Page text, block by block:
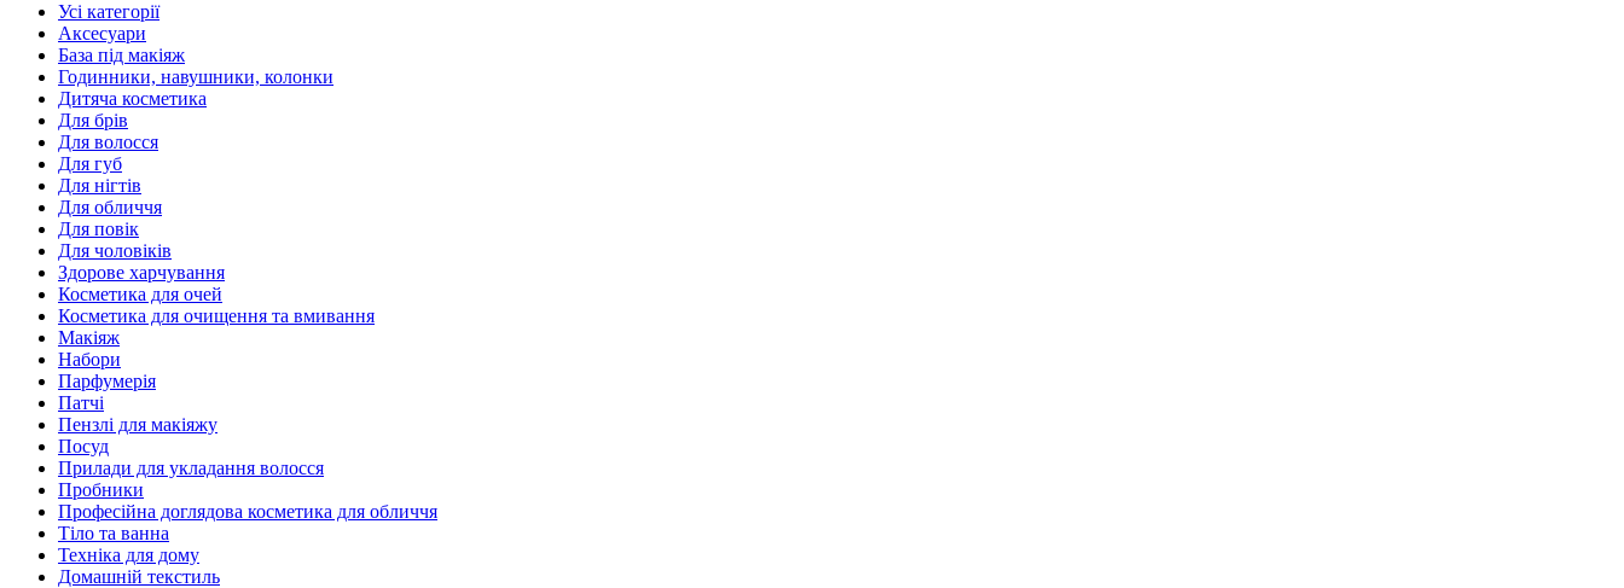
Усі категорії
Аксесуари
База під макіяж
Годинники, навушники, колонки
Дитяча косметика
Для брів
Для волосся
Для губ
Для нігтів
Для обличчя
Для повік
Для чоловіків
Здорове харчування
Косметика для очей
Косметика для очищення та вмивання
Макіяж
Набори
Парфумерія
Патчі
Пензлі для макіяжу
Посуд
Прилади для укладання волосся
Пробники
Професійна доглядова косметика для обличчя
Тіло та ванна
Техніка для дому
Домашній текстиль